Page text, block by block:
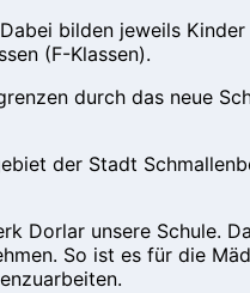
bilden jeweils
(F-Klassen).
durch das neue
der Stadt
Dorlar unsere Schule.
So ist es für die